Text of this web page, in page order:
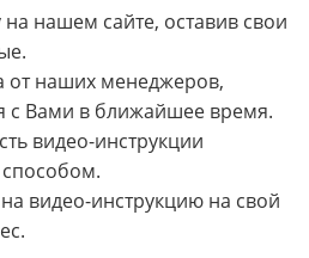
нашем сайте, оставив свои
от наших менеджеров,
с Вами в ближайшее время.
видео-инструкции
видео-инструкцию на свой